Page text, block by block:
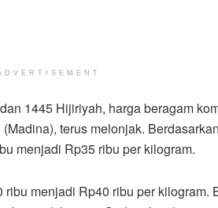
1445 Hijiriyah, harga beragam
terus melonjak.
menjadi Rp35 ribu per kilogram.
menjadi Rp40 ribu per kilogram.